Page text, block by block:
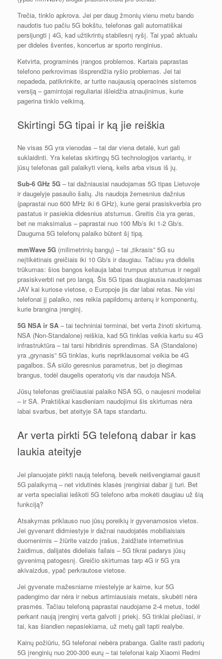
Trečia, tinklo apkrova. Jei per daug žmonių vienu metu bando
naudotis tuo pačiu 5G bokštu, telefonas gali automatiškai
persijungti į 4G, kad užtikrintų stabilesnį ryšį. Tai ypač aktualu
per dideles šventes, koncertus ar sporto renginius.
Ketvirta, programinės įrangos problemos. Kartais paprastas
telefono perkrovimas išsprendžia ryšio problemas. Jei tai
nepadeda, patikrinkite, ar turite naujausią operacinės sistemos
versiją – gamintojai reguliariai išleidžia atnaujinimus, kurie
pagerina tinklo veikimą.
Skirtingi 5G tipai ir ką jie reiškia
Ne visas 5G yra vienodas – tai dar viena detalė, kuri gali
suklaidinti. Yra keletas skirtingų 5G technologijos variantų, ir
jūsų telefonas gali palaikyti vieną, kelis arba visus iš jų.
Sub-6 GHz 5G – tai dažniausiai naudojamas 5G tipas Lietuvoje
ir daugelyje pasaulio šalių. Jis naudoja žemesnius dažnius
(paprastai nuo 600 MHz iki 6 GHz), kurie gerai prasiskverbia pro
pastatus ir pasiekia didesnius atstumus. Greitis čia yra geras,
bet ne maksimalus – paprastai nuo 100 Mb/s iki 1-2 Gb/s.
Dauguma 5G telefonų palaiko būtent šį tipą.
mmWave 5G (milimetrinių bangų) – tai „tikrasis” 5G su
neįtikėtinais greičiais iki 10 Gb/s ir daugiau. Tačiau yra didelis
trūkumas: šios bangos keliauja labai trumpus atstumus ir negali
prasiskverbti net pro langą. Šis 5G tipas daugiausia naudojamas
JAV kai kuriose vietose, o Europoje jis dar labai retas. Ne visi
telefonai jį palaiko, nes reikia papildomų antenų ir komponentų,
kurie brangina įrenginį.
5G NSA ir SA – tai techniniai terminai, bet verta žinoti skirtumą.
NSA (Non-Standalone) reiškia, kad 5G tinklas veikia kartu su 4G
infrastruktūra – tai tarsi hibridinis sprendimas. SA (Standalone)
yra „grynasis” 5G tinklas, kuris nepriklausomai veikia be 4G
pagalbos. SA siūlo geresnius parametrus, bet jo diegimas
brangus, todėl daugelis operatorių vis dar naudoja NSA.
Jūsų telefonas greičiausiai palaiko NSA 5G, o naujesni modeliai
– ir SA. Praktiškai kasdieniam naudojimui šis skirtumas nėra
labai svarbus, bet ateityje SA taps standartu.
Ar verta pirkti 5G telefoną dabar ir kas
laukia ateityje
Jei planuojate pirkti naują telefoną, beveik neišvengiamai gausit
5G palaikymą – net vidutinės klasės įrenginiai dabar jį turi. Bet
ar verta specialiai ieškoti 5G telefono arba mokėti daugiau už šią
funkciją?
Atsakymas priklauso nuo jūsų poreikių ir gyvenamosios vietos.
Jei gyvenant didmiestyje ir dažnai naudojatės mobiliaisiais
duomenimis – žiūrite vaizdo įrašus, žaidžiate internetinius
žaidimus, dalijatės dideliais failais – 5G tikrai padarys jūsų
gyvenimą patogesnį. Greičio skirtumas tarp 4G ir 5G yra
akivaizdus, ypač perkrautose vietose.
Jei gyvenate mažesniame miestelyje ar kaime, kur 5G
padengimo dar nėra ir nebus artimiausiais metais, skubėti nėra
prasmės. Tačiau telefoną paprastai naudojame 2-4 metus, todėl
perkant naują įrenginį verta galvoti į priekį. 5G tinklai plečiasi, ir
tai, kas šiandien nepasiekiama, už metų gali tapti realybe.
Kainų požiūriu, 5G telefonai nebėra prabanga. Galite rasti padorių
5G įrenginių nuo 200-300 eurų – tai telefonai kaip Xiaomi Redmi